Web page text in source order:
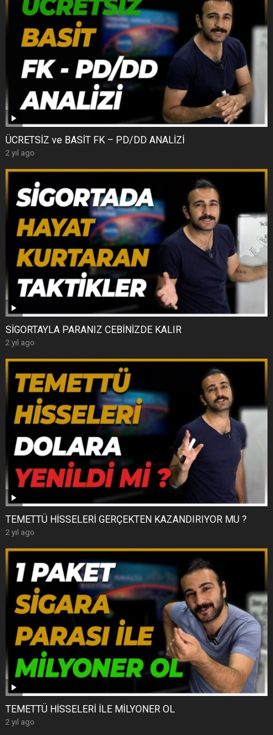
ÜCRETSİZ ve BASİT FK – PD/DD ANALİZİ
2 yıl ago
SİGORTAYLA PARANIZ CEBİNİZDE KALIR
2 yıl ago
TEMETTÜ HİSSELERİ GERÇEKTEN KAZANDIRIYOR MU ?
2 yıl ago
TEMETTÜ HİSSELERİ İLE MİLYONER OL
2 yıl ago